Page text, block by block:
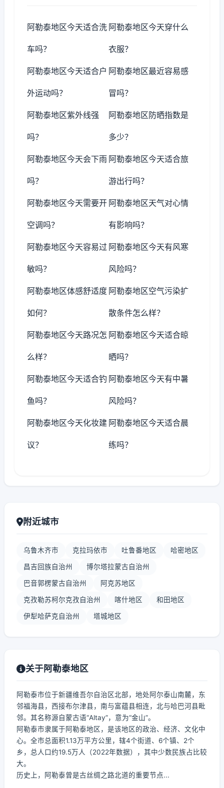
阿勒泰地区今天适合洗
车吗？
阿勒泰地区今天穿什么
衣服？
阿勒泰地区今天适合户
外运动吗？
阿勒泰地区最近容易感
冒吗？
阿勒泰地区紫外线强
吗？
阿勒泰地区防晒指数是
多少？
阿勒泰地区今天会下雨
吗？
阿勒泰地区今天适合旅
游出行吗？
阿勒泰地区今天需要开
空调吗？
阿勒泰地区天气对心情
有影响吗？
阿勒泰地区今天容易过
敏吗？
阿勒泰地区今天有风寒
风险吗？
阿勒泰地区体感舒适度
如何？
阿勒泰地区空气污染扩
散条件怎么样？
阿勒泰地区今天路况怎
么样？
阿勒泰地区今天适合晾
晒吗？
阿勒泰地区今天适合钓
鱼吗？
阿勒泰地区今天有中暑
风险吗？
阿勒泰地区今天化妆建
议？
阿勒泰地区今天适合晨
练吗？
附近城市
乌鲁木齐市 克拉玛依市 吐鲁番地区 哈密地区
昌吉回族自治州 博尔塔拉蒙古自治州
巴音郭楞蒙古自治州 阿克苏地区
克孜勒苏柯尔克孜自治州 喀什地区 和田地区
伊犁哈萨克自治州 塔城地区
关于阿勒泰地区
阿勒泰市位于新疆维吾尔自治区北部，地处阿尔泰山南麓，东
邻福海县，西接布尔津县，南与富蕴县相连，北与哈巴河县毗
邻。其名称源自蒙古语“Altay”，意为“金山”。
阿勒泰市隶属于阿勒泰地区，是该地区的政治、经济、文化中
心。全市总面积1.13万平方公里，辖4个街道、6个镇、2个
乡，总人口约19.5万人（2022年数据），其中少数民族占比较
大。
历史上，阿勒泰曾是古丝绸之路北道的重要节点...